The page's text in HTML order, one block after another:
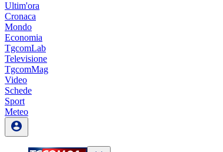
Ultim'ora
Cronaca
Mondo
Economia
TgcomLab
Televisione
TgcomMag
Video
Schede
Sport
Meteo